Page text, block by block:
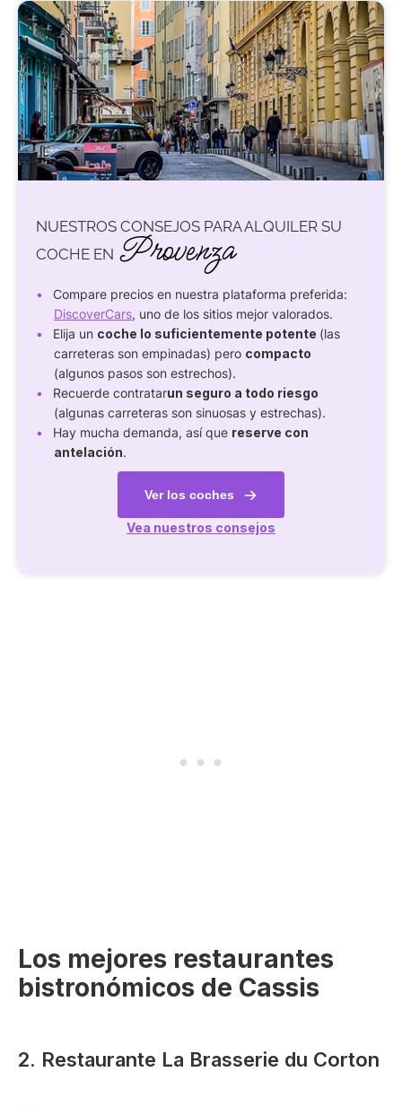
NUESTROS CONSEJOS PARA ALQUILER SU
COCHE EN Provenza
Compare precios en nuestra plataforma preferida:
DiscoverCars, uno de los sitios mejor valorados.
Elija un coche lo suficientemente potente (las
carreteras son empinadas) pero compacto
(algunos pasos son estrechos).
Recuerde contratarun seguro a todo riesgo
(algunas carreteras son sinuosas y estrechas).
Hay mucha demanda, así que reserve con
antelación.
Ver los coches
Vea nuestros consejos
Los mejores restaurantes
bistronómicos de Cassis
2. Restaurante La Brasserie du Corton